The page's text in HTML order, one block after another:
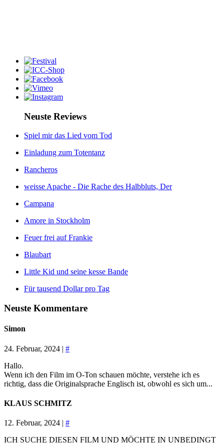
Neuste Reviews
Spiel mir das Lied vom Tod
Einladung zum Totentanz
Rancheros
weisse Apache - Die Rache des Halbbluts, Der
Campana
Amore in Stockholm
Feuer frei auf Frankie
Blaubart
Little Kid und seine kesse Bande
Für tausend Dollar pro Tag
Neuste Kommentare
Simon
24. Februar, 2024 | #
Hallo.
Wenn ich den Film im O-Ton schauen möchte, verstehe ich es
richtig, dass die Originalsprache Englisch ist, obwohl es sich um...
KLAUS SCHMITZ
12. Februar, 2024 | #
ICH SUCHE DIESEN FILM UND MÖCHTE IN UNBEDINGT